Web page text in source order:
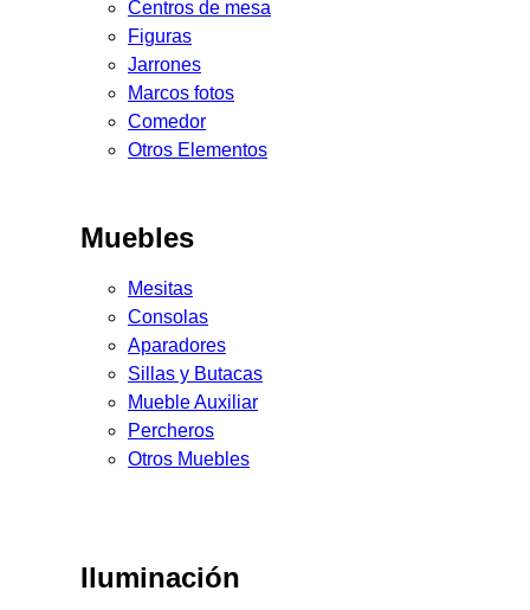
Centros de mesa
Figuras
Jarrones
Marcos fotos
Comedor
Otros Elementos
Muebles
Mesitas
Consolas
Aparadores
Sillas y Butacas
Mueble Auxiliar
Percheros
Otros Muebles
Iluminación